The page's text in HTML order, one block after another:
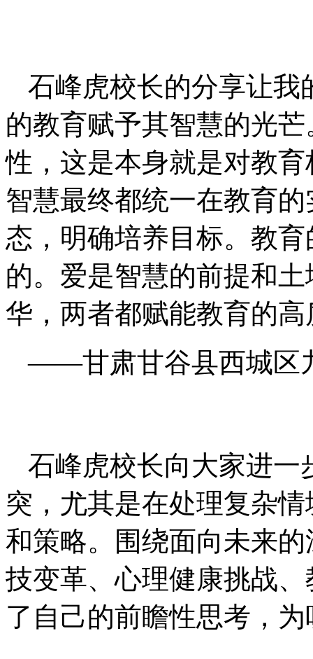
石峰虎校长的分享让我
的教育赋予其智慧的光
性，这是本身就是对教
智慧最终都统一在教育
态，明确培养目标。教
的。爱是智慧的前提和
华，两者都赋能教育的
——甘肃甘谷县西城区
石峰虎校长向大家进一
突，尤其是在处理复杂情
和策略。围绕面向未来
技变革、心理健康挑战
了自己的前瞻性思考，